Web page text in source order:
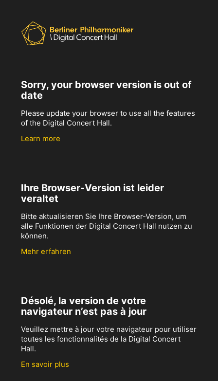
Sorry, your browser version is out of
date
Please update your browser to use all the features
of the Digital Concert Hall.
Learn more
Ihre Browser-Version ist leider
veraltet
Bitte aktualisieren Sie Ihre Browser-Version, um
alle Funktionen der Digital Concert Hall nutzen zu
können.
Mehr erfahren
Désolé, la version de votre
navigateur n’est pas à jour
Veuillez mettre à jour votre navigateur pour utiliser
toutes les fonctionnalités de la Digital Concert
Hall.
En savoir plus